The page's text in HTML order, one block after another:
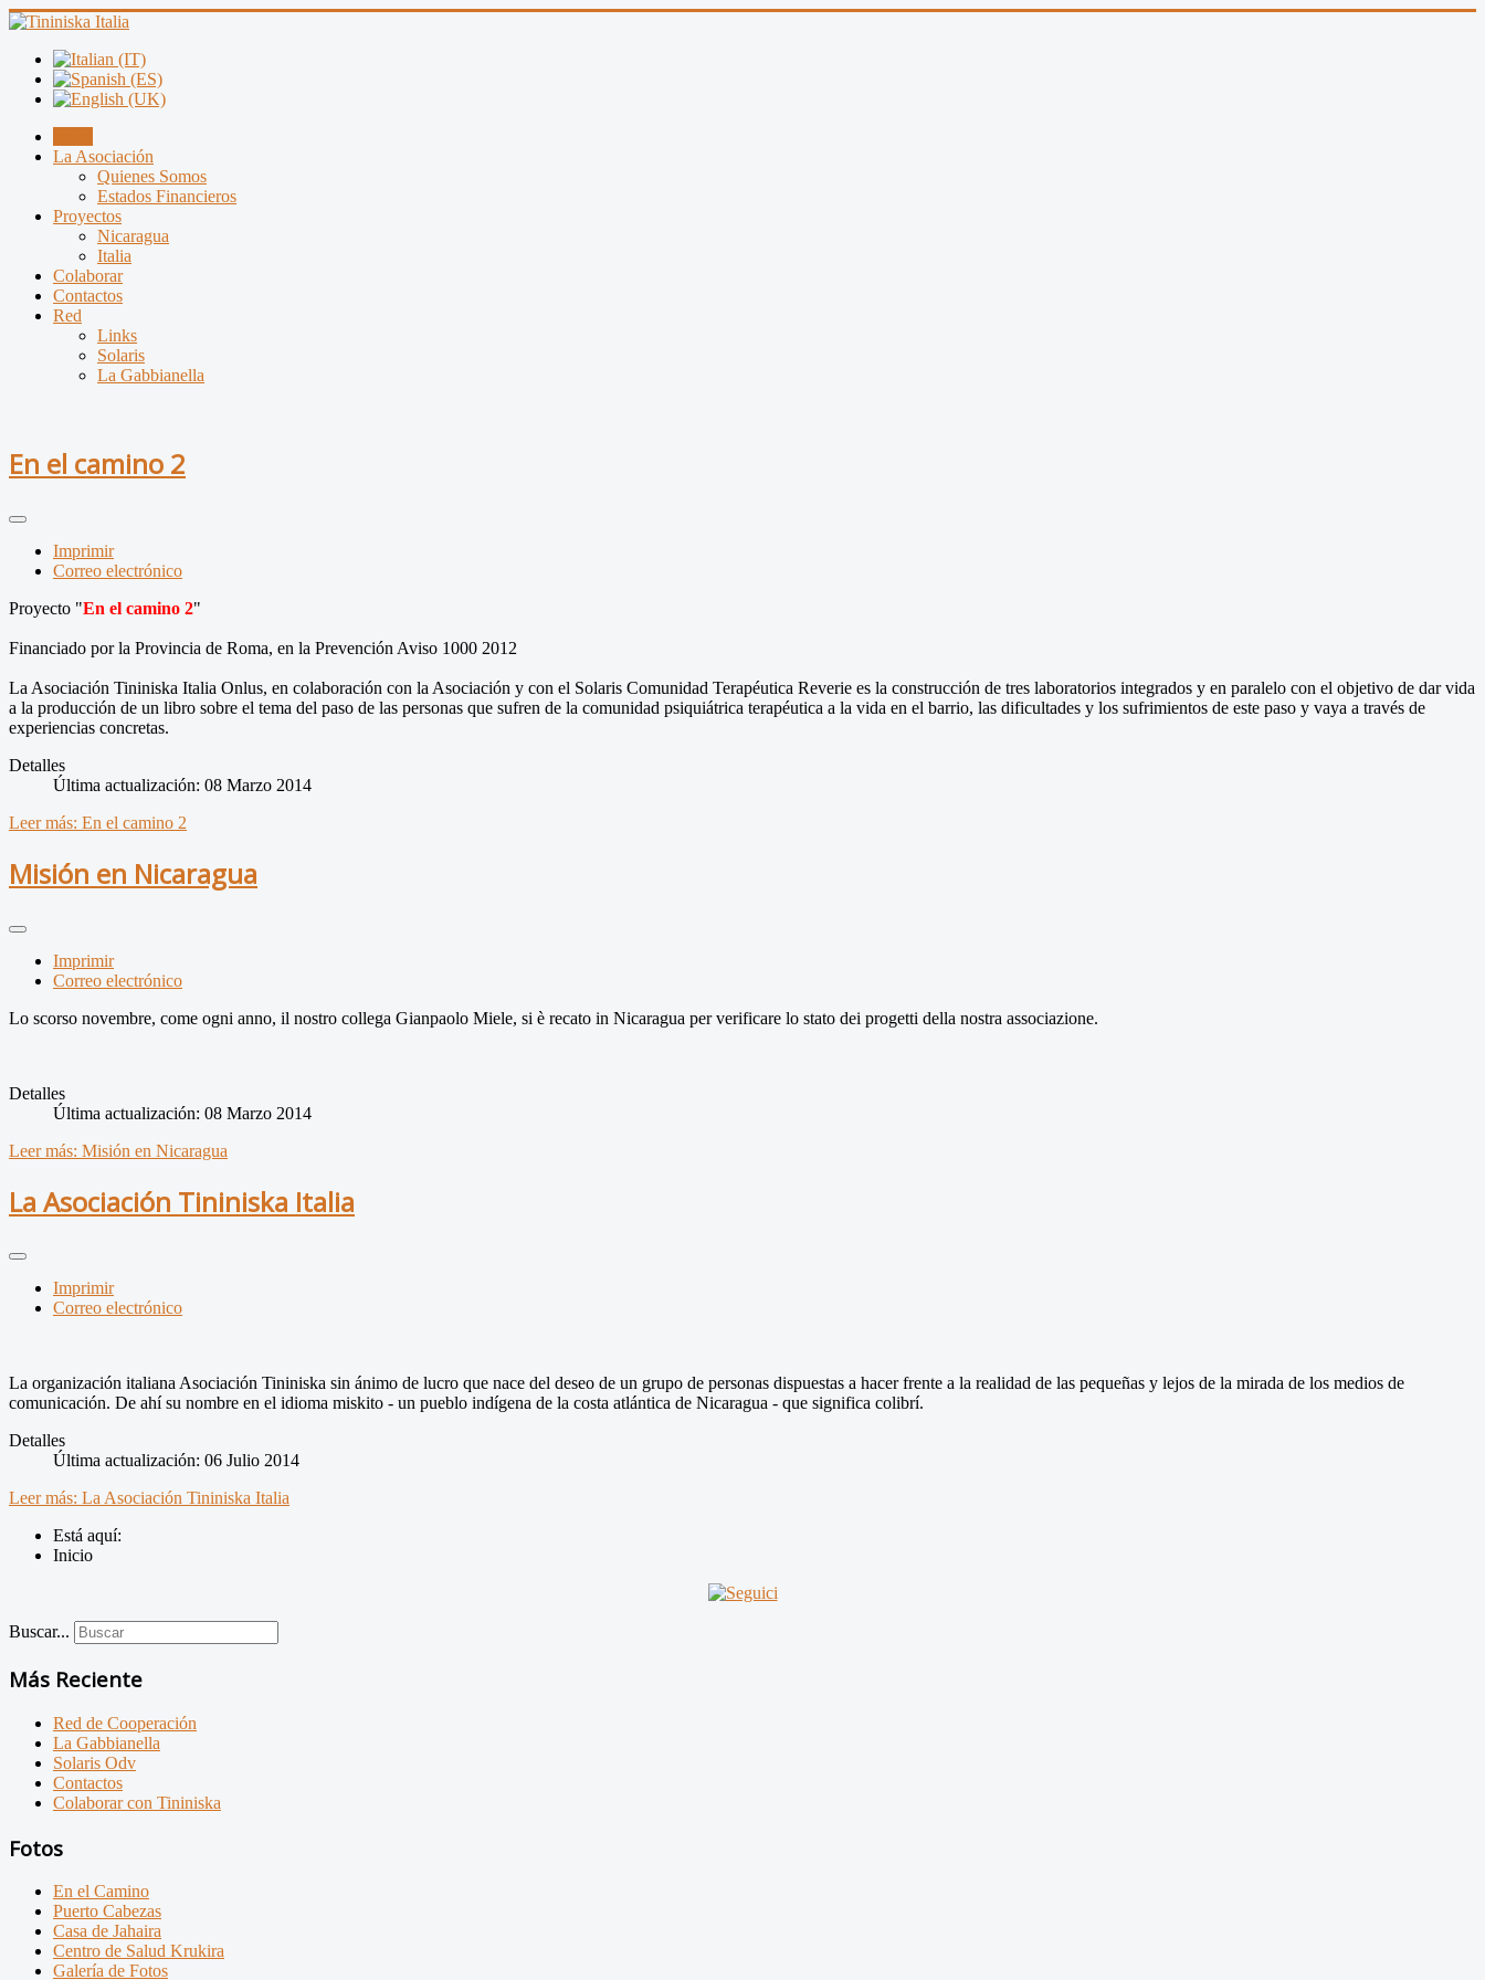
La Asociación
Quienes Somos
Estados Financieros
Proyectos
Nicaragua
Italia
Colaborar
Contactos
Red
Links
Solaris
La Gabbianella
En el camino 2
Imprimir
Correo electrónico
Proyecto "En el camino 2"
Financiado por la Provincia de Roma, en la Prevención Aviso 1000 2012
La Asociación Tininiska Italia Onlus, en colaboración con la Asociación y con el Solaris Comunidad Terapéutica Reverie es la construcción de tres laboratorios integrados y en paralelo con el objetivo de dar vida
a la producción de un libro sobre el tema del paso de las personas que sufren de la comunidad psiquiátrica terapéutica a la vida en el barrio, las dificultades y los sufrimientos de este paso y vaya a través de
experiencias concretas.
Detalles
Última actualización: 08 Marzo 2014
Leer más: En el camino 2
Misión en Nicaragua
Imprimir
Correo electrónico
Lo scorso novembre, come ogni anno, il nostro collega Gianpaolo Miele, si è recato in Nicaragua per verificare lo stato dei progetti della nostra associazione.
Detalles
Última actualización: 08 Marzo 2014
Leer más: Misión en Nicaragua
La Asociación Tininiska Italia
Imprimir
Correo electrónico
La organización italiana Asociación Tininiska sin ánimo de lucro que nace del deseo de un grupo de personas dispuestas a hacer frente a la realidad de las pequeñas y lejos de la mirada de los medios de
comunicación. De ahí su nombre en el idioma miskito - un pueblo indígena de la costa atlántica de Nicaragua - que significa colibrí.
Detalles
Última actualización: 06 Julio 2014
Leer más: La Asociación Tininiska Italia
Está aquí:
Inicio
Buscar...
Más Reciente
Red de Cooperación
La Gabbianella
Solaris Odv
Contactos
Colaborar con Tininiska
Fotos
En el Camino
Puerto Cabezas
Casa de Jahaira
Centro de Salud Krukira
Galería de Fotos